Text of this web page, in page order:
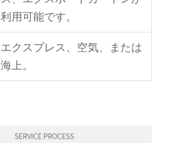
利用可能です。
エクスプレス、空気、または
海上。